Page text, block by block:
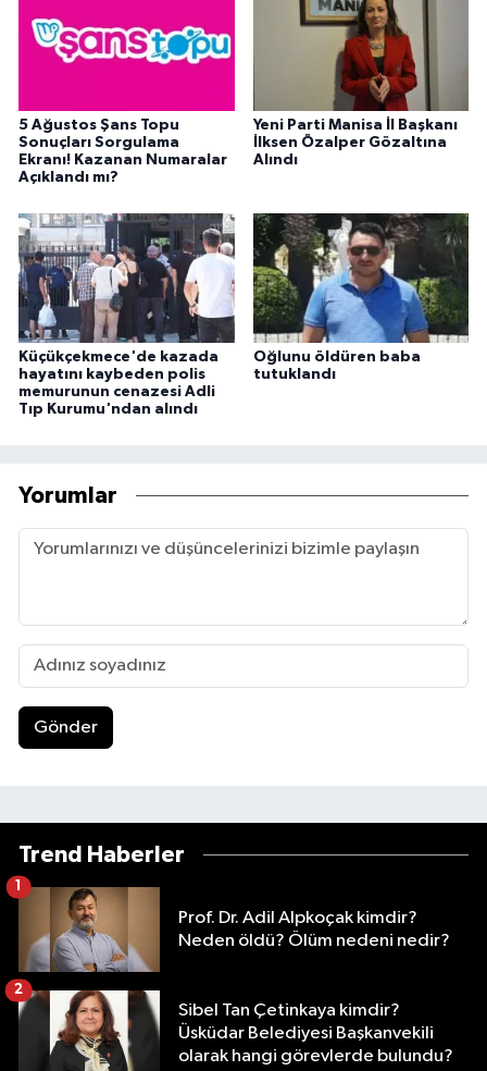
5 Ağustos Şans Topu
Sonuçları Sorgulama
Ekranı! Kazanan Numaralar
Açıklandı mı?
Yeni Parti Manisa İl Başkanı
İlksen Özalper Gözaltına
Alındı
Küçükçekmece'de kazada
hayatını kaybeden polis
memurunun cenazesi Adli
Tıp Kurumu'ndan alındı
Oğlunu öldüren baba
tutuklandı
Yorumlar
Gönder
Trend Haberler
Prof. Dr. Adil Alpkoçak kimdir?
Neden öldü? Ölüm nedeni nedir?
Sibel Tan Çetinkaya kimdir?
Üsküdar Belediyesi Başkanvekili
olarak hangi görevlerde bulundu?
2